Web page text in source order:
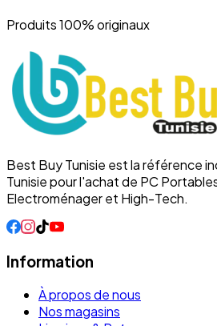
Produits 100% originaux
Best Buy Tunisie est la référence
Tunisie pour l'achat de PC
Electroménager et High-Tech.
Information
À propos de nous
Nos magasins